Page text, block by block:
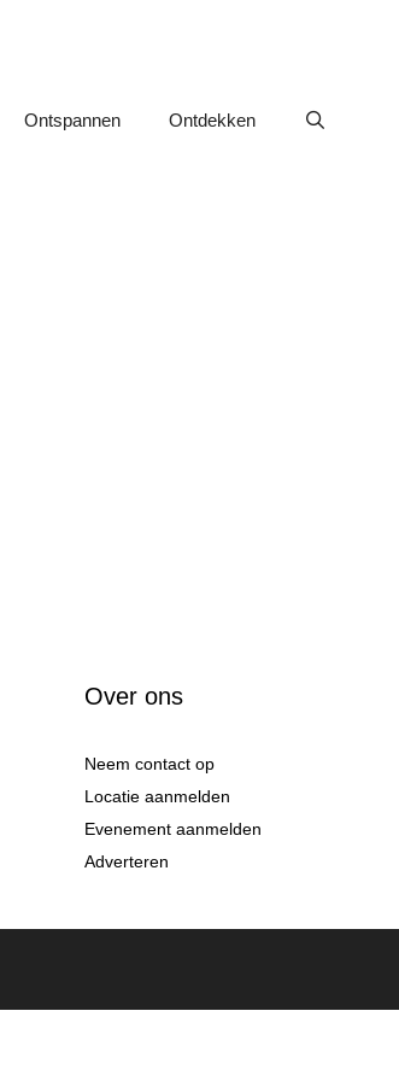
Ontspannen Ontdekken
Over ons
Neem contact op
Locatie aanmelden
Evenement aanmelden
Adverteren